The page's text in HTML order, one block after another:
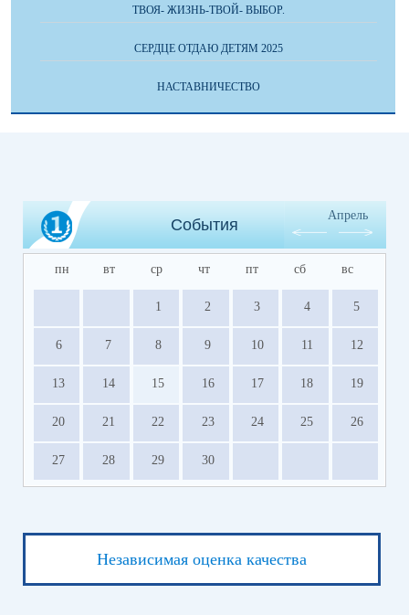
ТВОЯ- ЖИЗНЬ-ТВОЙ- ВЫБОР.
СЕРДЦЕ ОТДАЮ ДЕТЯМ 2025
НАСТАВНИЧЕСТВО
События
Апрель
пн вт ср чт пт сб вс
1 2 3 4 5
6 7 8 9 10 11 12
13 14 15 16 17 18 19
20 21 22 23 24 25 26
27 28 29 30
Независимая оценка качества